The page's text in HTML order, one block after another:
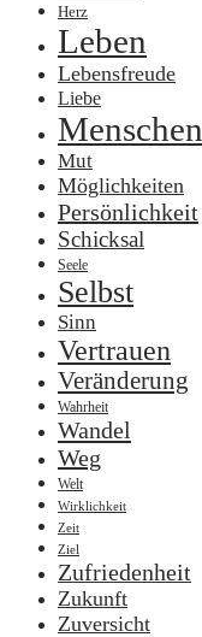
Herz
Leben
Lebensfreude
Liebe
Menschen
Mut
Möglichkeiten
Persönlichkeit
Schicksal
Seele
Selbst
Sinn
Vertrauen
Veränderung
Wahrheit
Wandel
Weg
Welt
Wirklichkeit
Zeit
Ziel
Zufriedenheit
Zukunft
Zuversicht